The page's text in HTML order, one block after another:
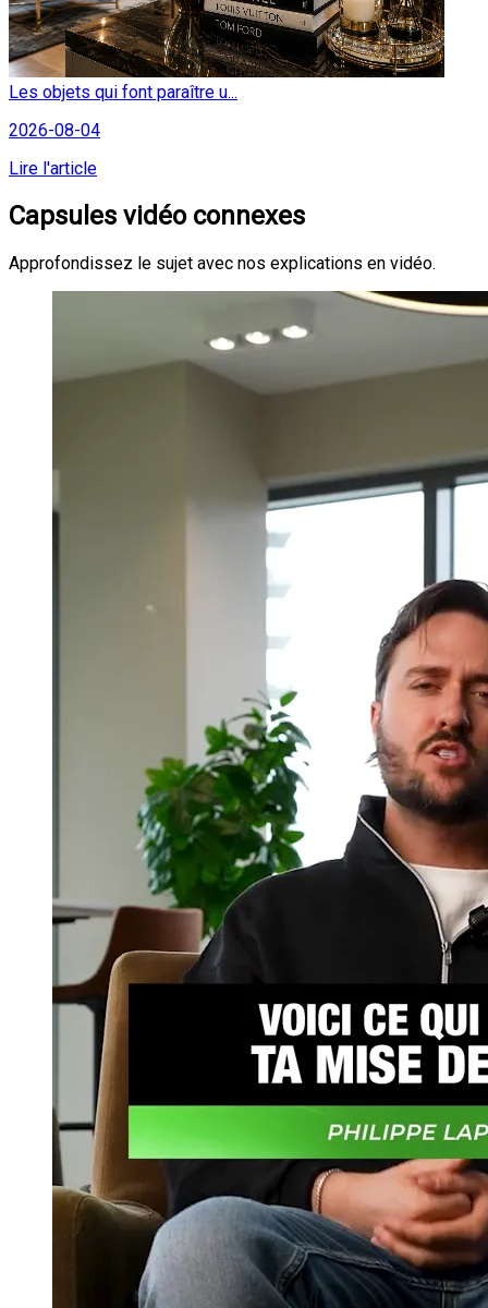
Les objets qui font paraître u...
2026-08-04
Lire l'article
Capsules vidéo connexes
Approfondissez le sujet avec nos explications en vidéo.